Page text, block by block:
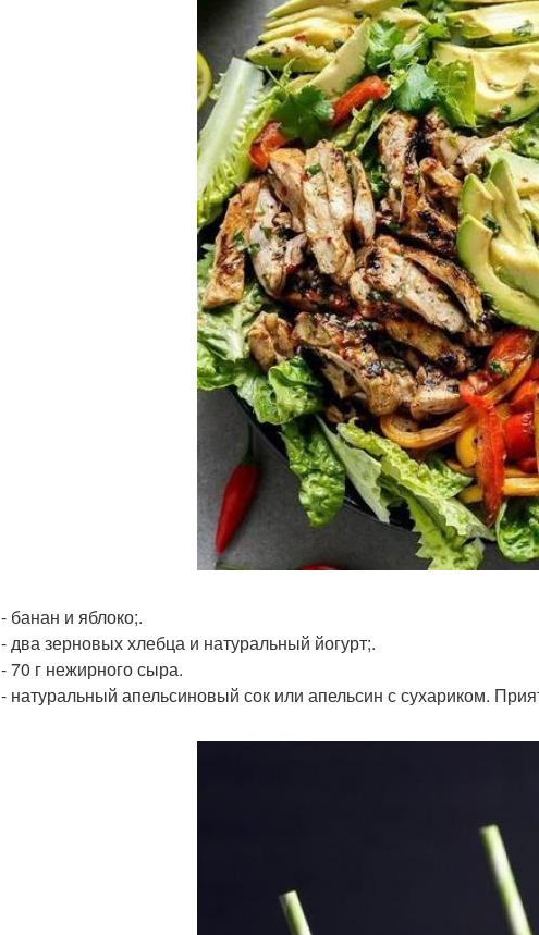
- банан и яблоко;.
- два зерновых хлебца и натуральный йогурт;.
- 70 г нежирного сыра.
- натуральный апельсиновый сок или апельсин с сухариком.